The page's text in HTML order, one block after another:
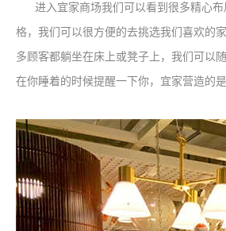
进入宜家商场我们可以看到很多精心布
格，我们可以很方便的去挑选我们喜欢的
多顾客都躺坐在床上或凳子上，我们可以
在你睡着的时候提醒一下你，宜家营造的